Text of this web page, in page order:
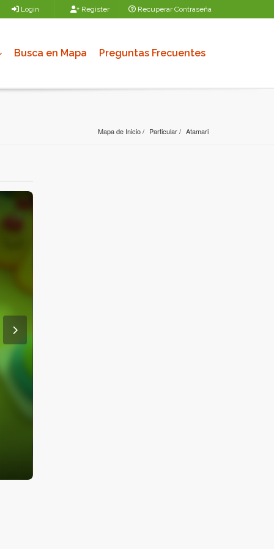
Login Register Recuperar Contraseña
Busca en Mapa Preguntas Frecuentes
Mapa de Inicio Particular Atamari